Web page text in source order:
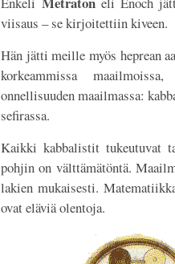
viisaus – se kirjoitettiin kiveen.
Hän jätti meille myös heprean
korkeammissa
onnellisuuden maailmassa:
sefirassa.
Kaikki kabbalistit tukeutuvat
pohjin on välttämätöntä.
lakien mukaisesti.
ovat eläviä olentoja.